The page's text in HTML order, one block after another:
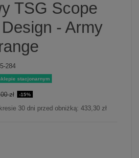
TSG Scope
- Army
284
stacjonarnym
zł -15%
30 dni przed obniżką: 433,30 zł